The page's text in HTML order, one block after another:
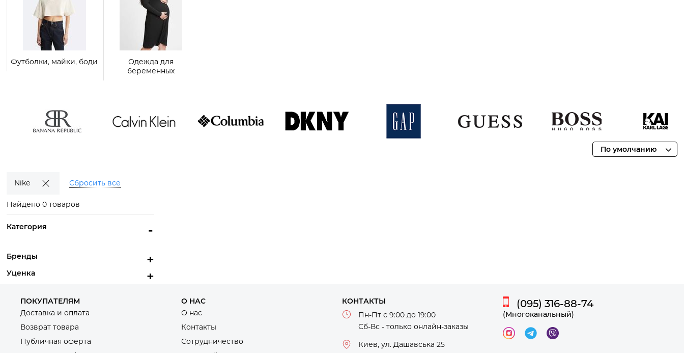
Футболки, майки, боди
Одежда для
беременных
Hugo Boss Karl
По умолчанию
Nike Сбросить все
Найдено 0 товаров
-
Категория
+
Бренды
+
Уценка
ПОКУПАТЕЛЯМ
Доставка и оплата
Возврат товара
Публичная оферта
О НАС
О нас
Контакты
Сотрудничество
КОНТАКТЫ
Пн-Пт с 9:00 до 19:00
Сб-Вс - только онлайн-заказы
Киев, ул. Дашавська 25
(095) 316-88-74
(Многоканальный)